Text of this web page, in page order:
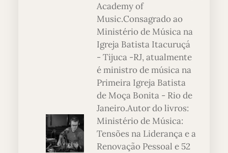
Academy of
Music.Consagrado ao
Ministério de Música na
Igreja Batista Itacuruçá
- Tijuca -RJ, atualmente
é ministro de música na
Primeira Igreja Batista
de Moça Bonita - Rio de
Janeiro.Autor do livros:
Ministério de Música:
Tensões na Liderança e a
Renovação Pessoal e 52